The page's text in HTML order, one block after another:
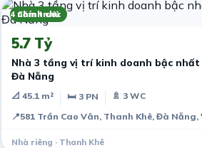
Chính chủ
4 năm trước
5.7 Tỷ
Nhà 3 tầng vị trí kinh doanh bậc nhất
Đà Nẵng
📐 45.1 m² 🛏 3 PN
🚿 3 WC
📍581 Trần Cao Vân, Thanh Khê, Đà
Nhà riêng · Thanh Khê